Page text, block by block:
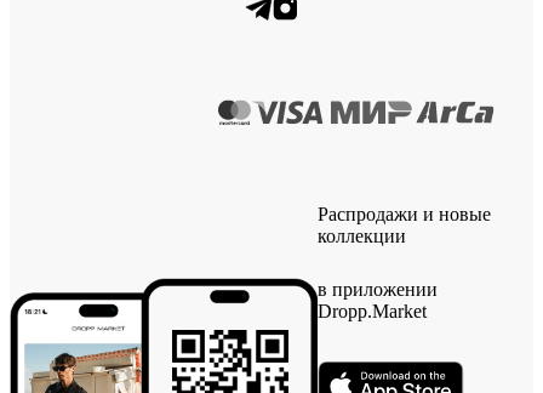
Распродажи и новые
коллекции
в приложении
Dropp.Market